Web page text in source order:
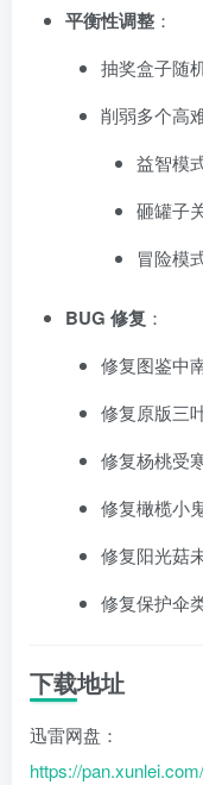
平衡性调整 ：
抽奖盒子随
削弱多个高
益智模
砸罐子
冒险模
BUG 修复 ：
修复图鉴中
修复原版三
修复杨桃受
修复橄榄小
修复阳光菇
修复保护伞
下载地址
迅雷网盘：
https://